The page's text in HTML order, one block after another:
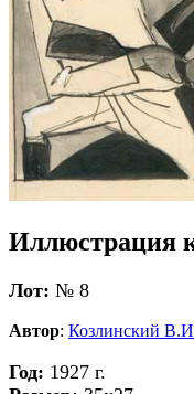
Иллюстрация к
Лот: № 8
Автор: Козлинский
Год: 1927 г.